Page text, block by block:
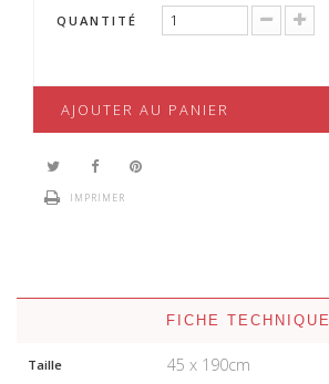
QUANTITÉ
AJOUTER AU PANIER
IMPRIMER
FICHE TECHNIQUE
Taille 45 x 190cm